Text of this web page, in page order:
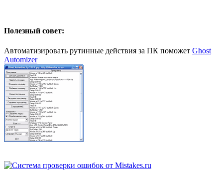
Полезный совет:
Автоматизировать рутинные действия за ПК поможет Ghost
Automizer